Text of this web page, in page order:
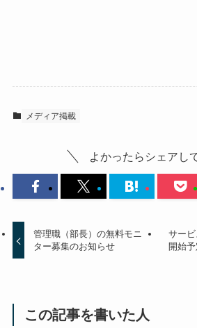
メディア掲載
よかったらシェアし
管理職（部長）の無料モニ
ター募集のお知らせ
サー
開始
この記事を書いた人